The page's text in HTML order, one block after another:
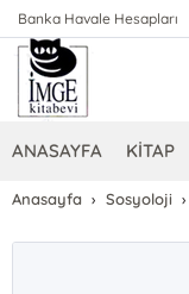
Banka Havale Hesapları
ANASAYFA KİTAP
Anasayfa Sosyoloji